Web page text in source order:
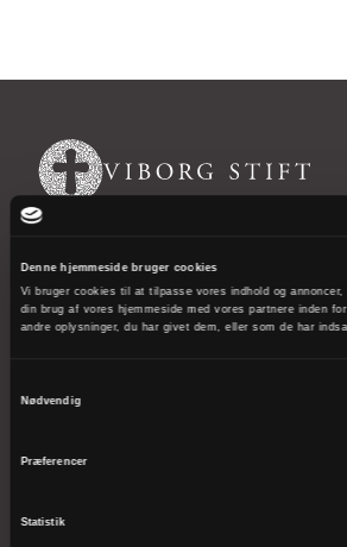
Denne hjemmeside bruger cookies
Vi bruger cookies til at tilpasse vores indhold og
din brug af vores hjemmeside med vores partnere inden
andre oplysninger, du har givet dem, eller som de har
Nødvendig
Præferencer
Statistik
Domkirkestræde 1
Telefon: 8662 0911
EAN 5798000818729
kmvib@km.dk
Biskoppen
Stiftsadministrationen